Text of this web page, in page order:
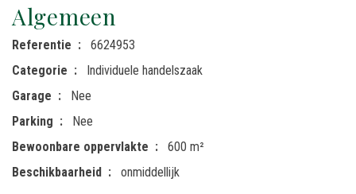
Algemeen
Referentie
6624953
Categorie
Individuele handelszaak
Garage
Nee
Parking
Nee
Bewoonbare oppervlakte
600 m²
Beschikbaarheid
onmiddellijk